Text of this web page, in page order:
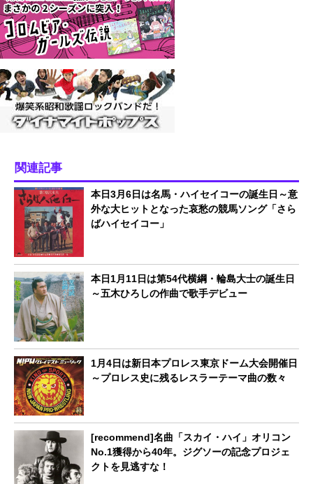
関連記事
本日3月6日は名馬・ハイセイコーの誕生日～意
外な大ヒットとなった哀愁の競馬ソング「さら
ばハイセイコー」
本日1月11日は第54代横綱・輪島大士の誕生日
～五木ひろしの作曲で歌手デビュー
1月4日は新日本プロレス東京ドーム大会開催日
～プロレス史に残るレスラーテーマ曲の数々
[recommend]名曲「スカイ・ハイ」オリコン
No.1獲得から40年。ジグソーの記念プロジェ
クトを見逃すな！